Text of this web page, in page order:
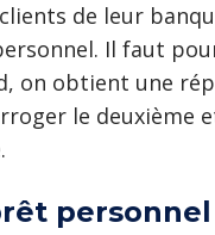
de leur
Il faut
obtient une
le deuxième
personnel